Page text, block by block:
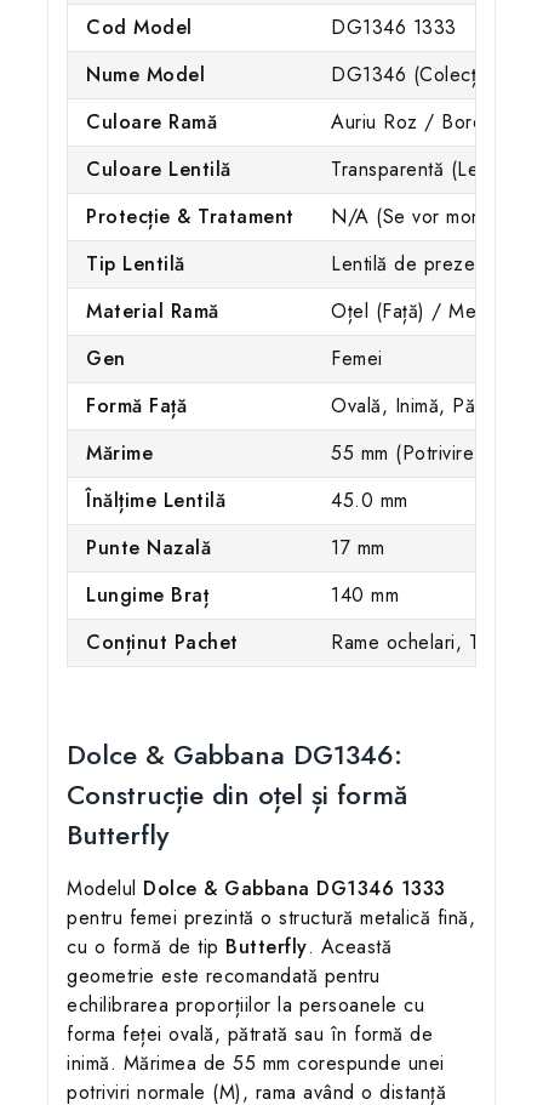
Cod Model
DG1346 1333
Nume Model
DG1346 (Colecția
Culoare Ramă
Auriu Roz / Bordeaux
Culoare Lentilă
Transparentă (Lentilă
Protecție & Tratament
N/A (Se vor monta
Tip Lentilă
Lentilă de prezentare /
Material Ramă
Oțel (Față) / Metal
Gen
Femei
Formă Față
Ovală, Inimă, Pătrată
Mărime
55 mm (Potrivire
Înălțime Lentilă
45.0 mm
Punte Nazală
17 mm
Lungime Braț
140 mm
Conținut Pachet
Rame ochelari, Toc
Dolce & Gabbana DG1346:
Construcție din oțel și formă
Butterfly
Modelul Dolce & Gabbana DG1346 1333
pentru femei prezintă o structură metalică fină,
cu o formă de tip Butterfly. Această
geometrie este recomandată pentru
echilibrarea proporțiilor la persoanele cu
forma feței ovală, pătrată sau în formă de
inimă. Mărimea de 55 mm corespunde unei
potriviri normale (M), rama având o distanță